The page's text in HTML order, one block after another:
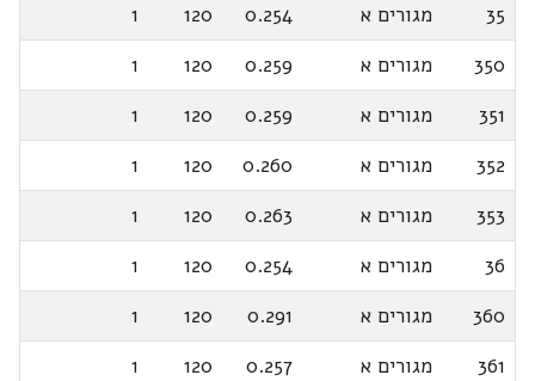
35
מגורים א 0.254
120
1
350
מגורים א 0.259
120
1
351
מגורים א 0.259
120
1
352
מגורים א 0.260
120
1
353
מגורים א 0.263
120
1
36
מגורים א 0.254
120
1
360
מגורים א 0.291
120
1
361
מגורים א 0.257
120
1